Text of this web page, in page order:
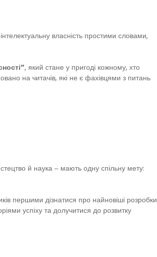
власність простими словами,
, який стане у пригоді кожному, хто
на читачів, які не є фахівцями з питань
й наука ‒ мають одну спільну мету:
першими дізнатися про найновіші розробки
успіху та долучитися до розвитку